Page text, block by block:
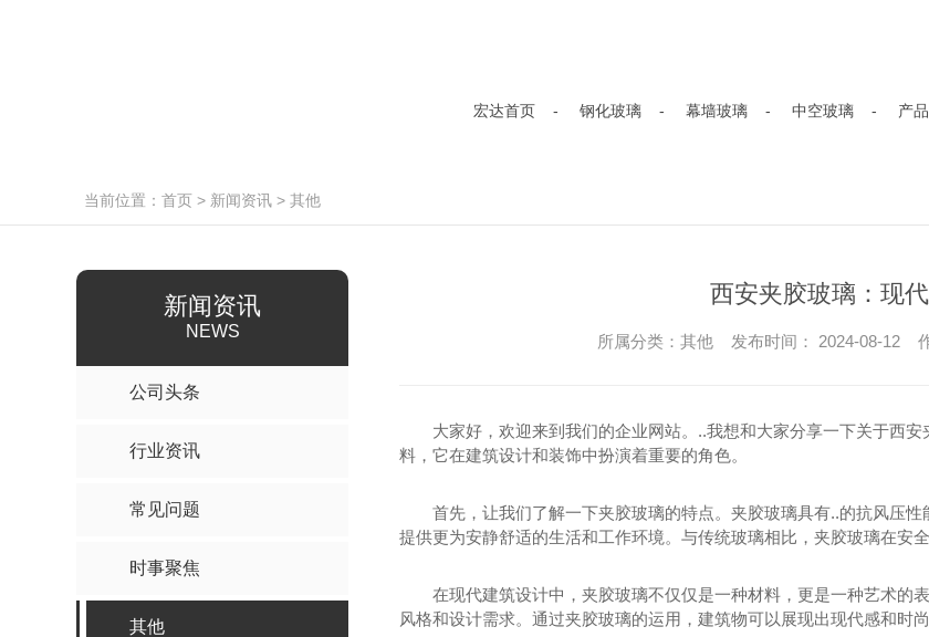
宏达首页 钢化玻璃 幕墙玻璃 中空玻璃 产
当前位置： 首页 > 新闻资讯 > 其他
新闻资讯
NEWS
公司头条
行业资讯
常见问题
时事聚焦
其他
西安夹胶玻璃：现
所属分类：其他 发布时间： 2024-08-12
大家好，欢迎来到我们的企业网站。..我想和大家分享一下关于西
料，它在建筑设计和装饰中扮演着重要的角色。
首先，让我们了解一下夹胶玻璃的特点。夹胶玻璃具有..的抗风压
提供更为安静舒适的生活和工作环境。与传统玻璃相比，夹胶玻璃在安
在现代建筑设计中，夹胶玻璃不仅仅是一种材料，更是一种艺术的
风格和设计需求。通过夹胶玻璃的运用，建筑物可以展现出现代感和时